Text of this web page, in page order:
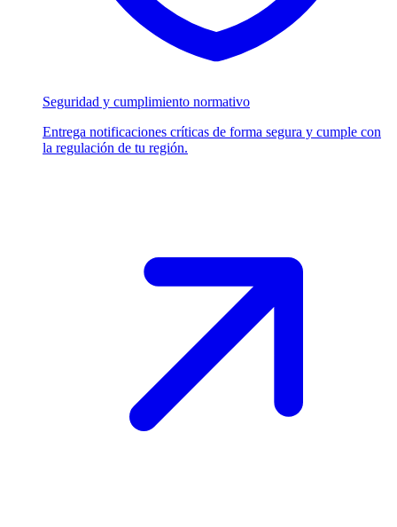
Seguridad y cumplimiento normativo
Entrega notificaciones críticas de forma segura y cumple con
la regulación de tu región.